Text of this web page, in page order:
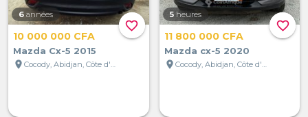
favorite_border
6 années
10 000 000 CFA
Mazda Cx-5 2015
location_on
Cocody, Abidjan, Côte d'Ivoire
favorite_border
5 heures
11 800 000 CFA
Mazda cx-5 2020
location_on
Cocody, Abidjan, Côte d'Ivoire